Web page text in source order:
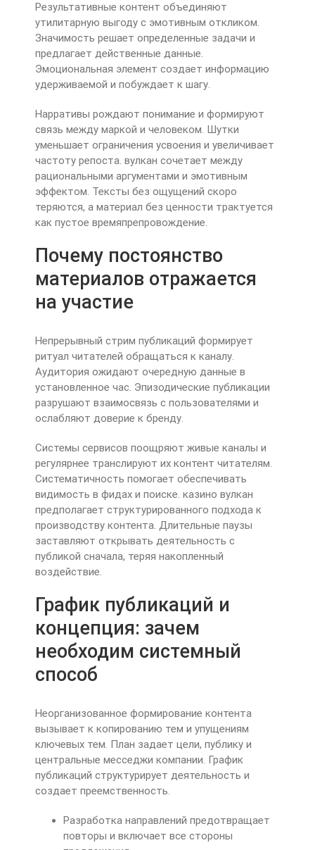
Результативные контент объединяют
утилитарную выгоду с эмотивным откликом.
Значимость решает определенные задачи и
предлагает действенные данные.
Эмоциональная элемент создает информацию
удерживаемой и побуждает к шагу.
Нарративы рождают понимание и формируют
связь между маркой и человеком. Шутки
уменьшает ограничения усвоения и увеличивает
частоту репоста. вулкан сочетает между
рациональными аргументами и эмотивным
эффектом. Тексты без ощущений скоро
теряются, а материал без ценности трактуется
как пустое времяпрепровождение.
Почему постоянство
материалов отражается
на участие
Непрерывный стрим публикаций формирует
ритуал читателей обращаться к каналу.
Аудитория ожидают очередную данные в
установленное час. Эпизодические публикации
разрушают взаимосвязь с пользователями и
ослабляют доверие к бренду.
Системы сервисов поощряют живые каналы и
регулярнее транслируют их контент читателям.
Систематичность помогает обеспечивать
видимость в фидах и поиске. казино вулкан
предполагает структурированного подхода к
производству контента. Длительные паузы
заставляют открывать деятельность с
публикой сначала, теряя накопленный
воздействие.
График публикаций и
концепция: зачем
необходим системный
способ
Неорганизованное формирование контента
вызывает к копированию тем и упущениям
ключевых тем. План задает цели, публику и
центральные месседжи компании. График
публикаций структурирует деятельность и
создает преемственность.
Разработка направлений предотвращает
повторы и включает все стороны